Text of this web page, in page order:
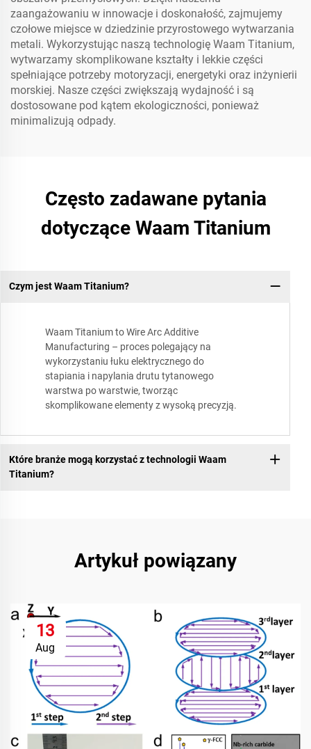
zaangażowaniu w innowacje i doskonałość, zajmujemy
czołowe miejsce w dziedzinie przyrostowego wytwarzania
metali. Wykorzystując naszą technologię Waam Titanium,
wytwarzamy skomplikowane kształty i lekkie części
spełniające potrzeby motoryzacji, energetyki oraz inżynierii
morskiej. Nasze części zwiększają wydajność i są
dostosowane pod kątem ekologiczności, ponieważ
minimalizują odpady.
Często zadawane pytania
dotyczące Waam Titanium
Czym jest Waam Titanium?
Waam Titanium to Wire Arc Additive
Manufacturing – proces polegający na
wykorzystaniu łuku elektrycznego do
stapiania i napylania drutu tytanowego
warstwa po warstwie, tworząc
skomplikowane elementy z wysoką precyzją.
Które branże mogą korzystać z technologii Waam
Titanium?
Artykuł powiązany
13
Aug